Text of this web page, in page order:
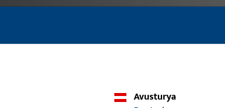
Avusturya